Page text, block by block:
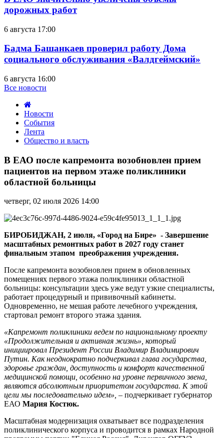
дорожных работ
6 августа 17:00
Бадма Башанкаев проверил работу Дома
социального обслуживания «Валдгеймский»
6 августа 16:00
Все новости
Новости
События
Лента
Общество и власть
ЕАО
капремонта
возобновлен
пациентов
первом
поликлиники
областной
больницы
В ЕАО после капремонта возобновлен прием
пациентов на первом этаже поликлиники
областной больницы
четверг, 02 июля 2026 14:00
БИРОБИДЖАН, 2 июля, «Город на Бире» - Завершение
масштабных ремонтных работ в 2027 году станет
финальным этапом преображения учреждения.
После капремонта возобновлен прием в обновленных
помещениях первого этажа поликлиники областной
больницы: консультации здесь уже ведут узкие специалисты,
работает процедурный и прививочный кабинеты.
Одновременно, не мешая работе лечебного учреждения,
стартовал ремонт второго этажа здания.
«Капремонт поликлиники ведем по национальному проекту
«Продолжительная и активная жизнь», который
инициировал Президент России Владимир Владимирович
Путин. Как неоднократно подчеркивал глава государства,
здоровье граждан, доступность и комфорт качественной
медицинской помощи, особенно на уровне первичного звена,
являются абсолютным приоритетом государства. К этой
цели мы последовательно идем», – подчеркивает губернатор
ЕАО Мария Костюк.
Масштабная модернизация охватывает все подразделения
поликлинического корпуса и проводится в рамках Народной